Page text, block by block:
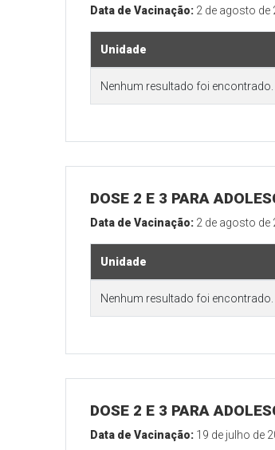
Data de Vacinação: 2 de agosto de
Unidade
Nenhum resultado foi encontrado.
DOSE 2 E 3 PARA
Data de Vacinação: 2 de agosto de
Unidade
Nenhum resultado foi encontrado.
DOSE 2 E 3 PARA
Data de Vacinação: 19 de julho de